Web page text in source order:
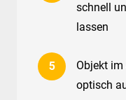
schnell
lassen
Objekt
optisch